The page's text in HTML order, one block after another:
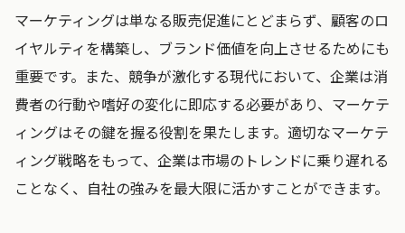
マーケティングは単なる販売促進にとどまらず、顧客のロ
イヤルティを構築し、ブランド価値を向上させるためにも
重要です。また、競争が激化する現代において、企業は消
費者の行動や嗜好の変化に即応する必要があり、マーケテ
ィングはその鍵を握る役割を果たします。適切なマーケテ
ィング戦略をもって、企業は市場のトレンドに乗り遅れる
ことなく、自社の強みを最大限に活かすことができます。